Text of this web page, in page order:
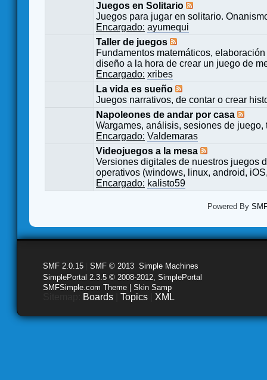
Juegos en Solitario
Juegos para jugar en solitario.
Encargado: ayumequi
Taller de juegos
Fundamentos matemáticos,
diseño a la hora de crear un juego de
Encargado: xribes
La vida es sueño
Juegos narrativos, de contar o crear
Napoleones de andar por casa
Wargames, análisis, sesiones de
Encargado: Valdemaras
Videojuegos a la mesa
Versiones digitales de nuestros juegos
operativos (windows, linux, android,
Encargado: kalisto59
Powered By
SMF 2.0.15 SMF © 2013 Simple Machines
SimplePortal 2.3.5 © 2008-2012, SimplePortal
SMFSimple.com Theme | Skin Samp
Boards Topics XML